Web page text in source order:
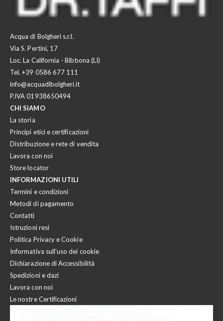
Acqua di Bolgheri s.r.l.
Via S. Pertini, 17
Loc. La California - Bibbona (LI)
Tel.+39 0586 677 111
info@acquadibolgheri.it
P.IVA 01938650494
CHI SIAMO
La storia
Principi etici e certificazioni
Distribuzione e rete di vendita
Lavora con noi
Store locator
INFORMAZIONI UTILI
Termini e condizioni
Metodi di pagamento
Contatti
Istruzioni resi
Politica Privacy e Cookie
Informativa sull'uso dei cookie
Dichiarazione di Accessibilità
Spedizioni e dazi
Lavora con noi
Le nostre Certificazioni